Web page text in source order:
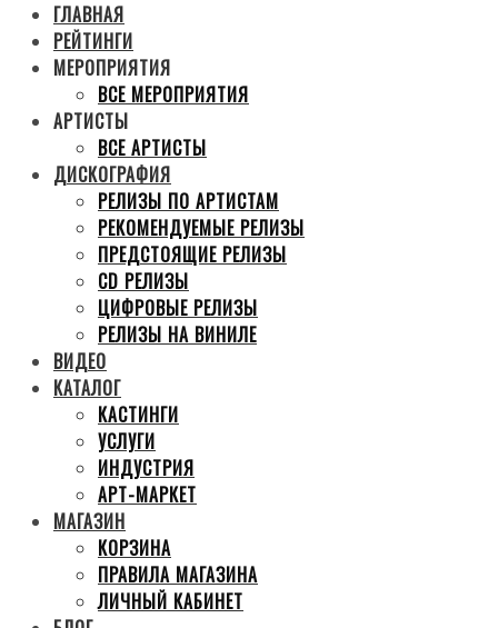
ГЛАВНАЯ
РЕЙТИНГИ
МЕРОПРИЯТИЯ
ВСЕ МЕРОПРИЯТИЯ
АРТИСТЫ
ВСЕ АРТИСТЫ
ДИСКОГРАФИЯ
РЕЛИЗЫ ПО АРТИСТАМ
РЕКОМЕНДУЕМЫЕ РЕЛИЗЫ
ПРЕДСТОЯЩИЕ РЕЛИЗЫ
CD РЕЛИЗЫ
ЦИФРОВЫЕ РЕЛИЗЫ
РЕЛИЗЫ НА ВИНИЛЕ
ВИДЕО
КАТАЛОГ
КАСТИНГИ
УСЛУГИ
ИНДУСТРИЯ
АРТ-МАРКЕТ
МАГАЗИН
КОРЗИНА
ПРАВИЛА МАГАЗИНА
ЛИЧНЫЙ КАБИНЕТ